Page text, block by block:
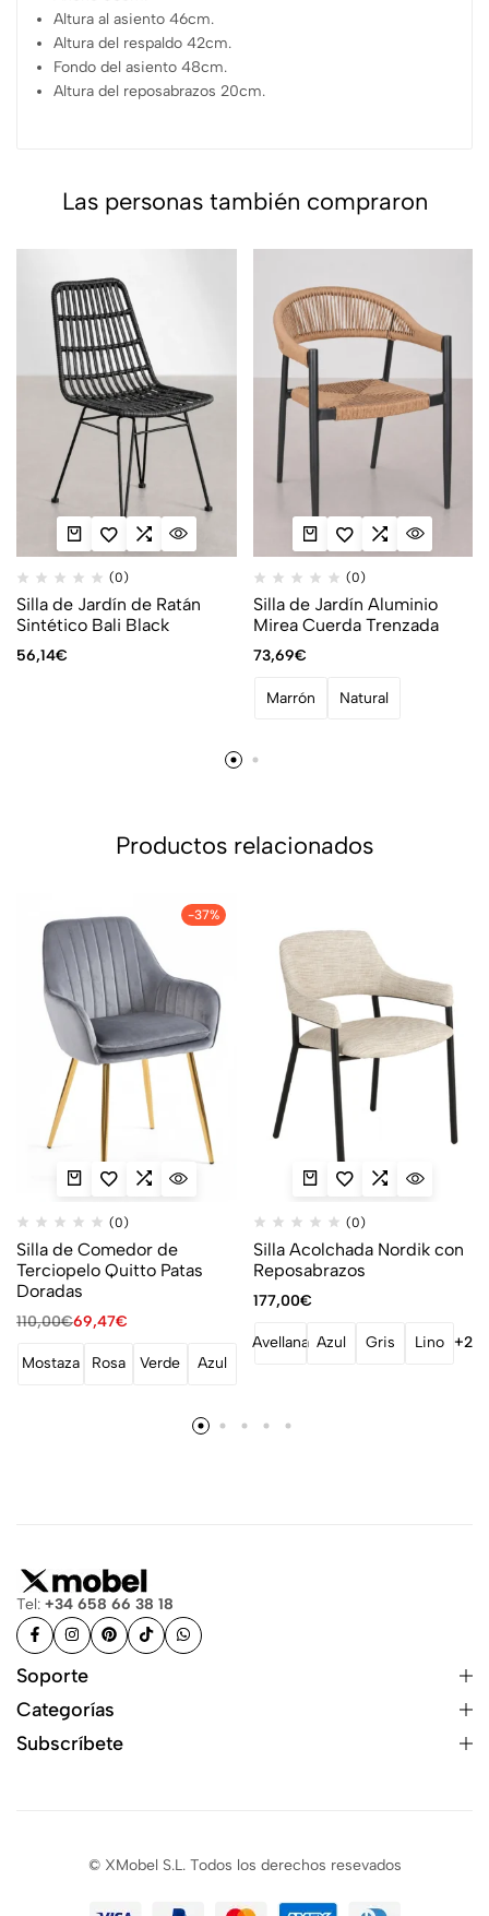
Altura al asiento 46cm.
Altura del respaldo 42cm.
Fondo del asiento 48cm.
Altura del reposabrazos 20cm.
Las personas también compraron
(0)
Silla de Jardín de Ratán
Sintético Bali Black
56,14€
(0)
Silla de Jardín Aluminio
Mirea Cuerda Trenzada
73,69€
Marrón Natural
Productos relacionados
-37%
(0)
Silla de Comedor de
Terciopelo Quitto Patas
Doradas
110,00€69,47€
Mostaza Rosa Verde Azul
(0)
Silla Acolchada Nordik con
Reposabrazos
177,00€
Avellana Azul Gris Lino +2
Tel: +34 658 66 38 18
Soporte
Categorías
Subscríbete
© XMobel S.L. Todos los derechos resevados